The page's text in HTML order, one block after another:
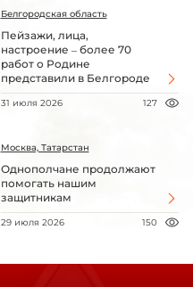
Белгородская область
Пейзажи, лица,
настроение – более 70
работ о Родине
представили в Белгороде
31 июля 2026 127
Москва, Татарстан
Однополчане продолжают
помогать нашим
защитникам
29 июля 2026 150